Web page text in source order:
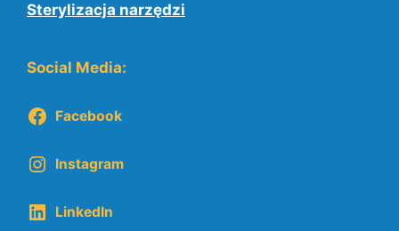
Sterylizacja narzędzi
Social Media:
Facebook
Instagram
LinkedIn